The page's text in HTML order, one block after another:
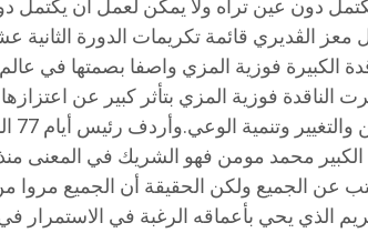
دون عين تراه ولا يمكن لعمل أن
الكبيرة فوزية المزي واصفا بصمتها في
الناقدة فوزية المزي بتأثر كبير عن
الكبير محمد مومن فهو الشريك في المعنى
عن الجميع ولكن الحقيقة أن الجميع مروا من
الذي يحي بأعماقه الرغبة في